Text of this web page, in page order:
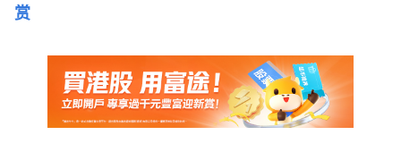
赏